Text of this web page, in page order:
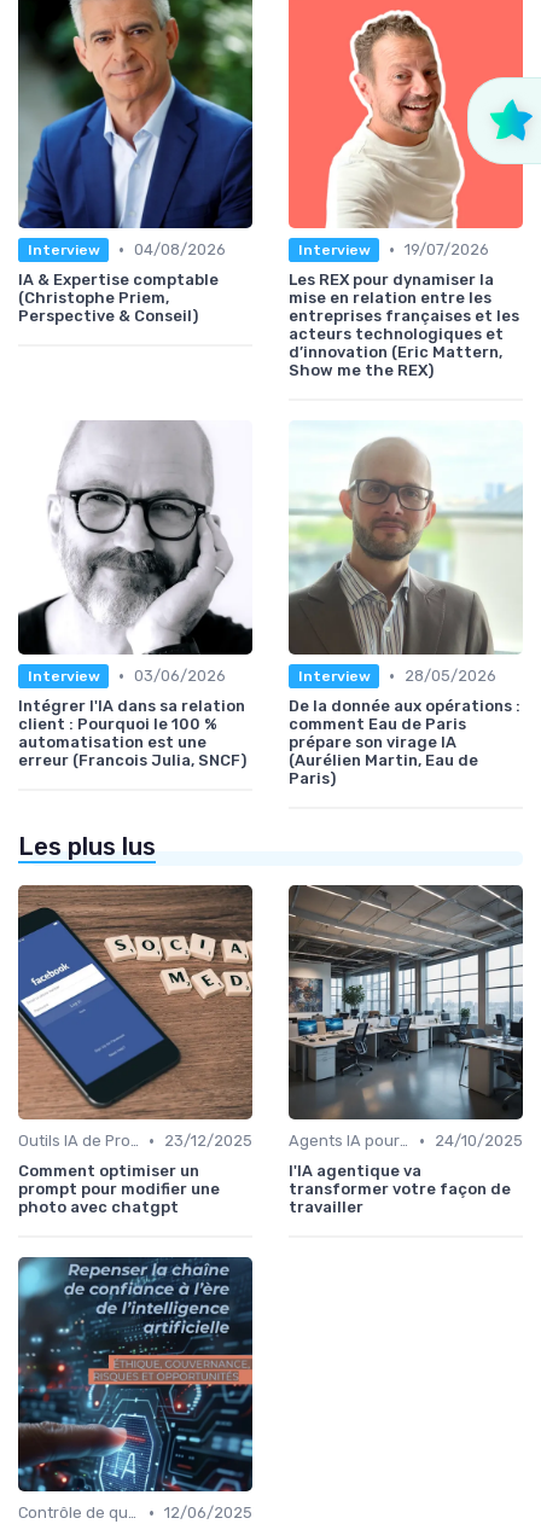
Interview • 04/08/2026
IA & Expertise comptable
(Christophe Priem,
Perspective & Conseil)
Interview • 19/07/2026
Les REX pour dynamiser la
mise en relation entre les
entreprises françaises et les
acteurs technologiques et
d’innovation (Eric Mattern,
Show me the REX)
Interview • 03/06/2026
Intégrer l'IA dans sa relation
client : Pourquoi le 100 %
automatisation est une
erreur (Francois Julia, SNCF)
Interview •
28/05/2026
De la donnée aux opérations :
comment Eau de Paris
prépare son virage IA
(Aurélien Martin, Eau de
Paris)
Les plus lus
Outils IA de Productivité •
23/12/2025
Comment optimiser un
prompt pour modifier une
photo avec chatgpt
Agents IA pour les entreprises •
24/10/2025
l'IA agentique va
transformer votre façon de
travailler
Contrôle de qualité via l’IA • 12/06/2025